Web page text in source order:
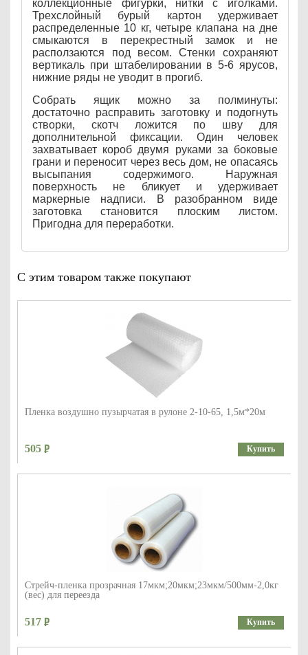
коллекционные фигурки, нитки с иголками.
Трехслойный бурый картон удерживает
распределенные 10 кг, четыре клапана на дне
смыкаются в перекрестный замок и не
расползаются под весом. Стенки сохраняют
вертикаль при штабелировании в 5-6 ярусов,
нижние ряды не уводит в прогиб.
Собрать ящик можно за полминуты:
достаточно расправить заготовку и подогнуть
створки, скотч ложится по шву для
дополнительной фиксации. Один человек
захватывает короб двумя руками за боковые
грани и переносит через весь дом, не опасаясь
высыпания содержимого. Наружная
поверхность не бликует и удерживает
маркерные надписи. В разобранном виде
заготовка становится плоским листом.
Пригодна для переработки.
С этим товаром также покупают
Пленка воздушно пузырчатая в рулоне 2-10-65, 1,5м*20м
505 Купить
Стрейч-пленка прозрачная 17мкм;20мкм;23мкм/500мм-2,0кг
(вес) для переезда
517 Купить